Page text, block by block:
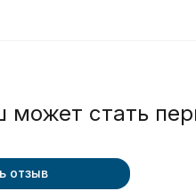
стать
отзыв